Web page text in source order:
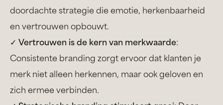
doordachte strategie die emotie, herkenbaarheid
en vertrouwen opbouwt.
✓ Vertrouwen is de kern van merkwaarde:
Consistente branding zorgt ervoor dat klanten je
merk niet alleen herkennen, maar ook geloven en
zich ermee verbinden.